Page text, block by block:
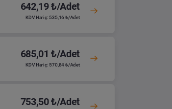
642,19 ₺/Adet
KDV Hariç: 535,16 ₺/Adet
685,01 ₺/Adet
KDV Hariç: 570,84 ₺/Adet
753,50 ₺/Adet